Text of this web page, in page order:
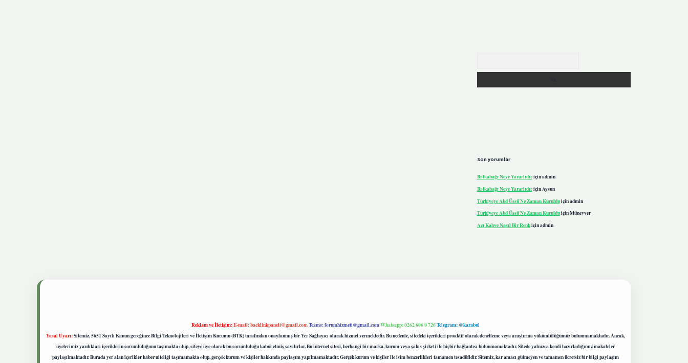
Son yorumlar
Balkabağı Neye Yararlıdıriçinadmin
Balkabağı Neye YararlıdıriçinAysun
Türkiyeye Abd Üssü Ne Zaman Kurulduiçinadmin
Türkiyeye Abd Üssü Ne Zaman KurulduiçinMünevver
Acı Kahve Nasıl Bir Renkiçinadmin
Reklam ve İletişim:E-mail:backlinkpaneli@gmail.comTeams:forumhizmeti@gmail.comWhatsapp: 0262 606 0 726Telegram: @karabul
Yasal Uyarı:Sitemiz, 5651 Sayılı Kanun gereğince Bilgi Teknolojileri ve İletişim Kurumu (BTK) tarafından onaylanmış bir Yer Sağlayıcı olarak hizmet vermektedir. Bu nedenle, sitedeki içerikleri proaktif olarak denetleme veya araştırma yükümlülüğümüz bulunmamaktadır. Ancak,
üyelerimiz yazdıkları içeriklerin sorumluluğunu taşımakta olup, siteye üye olarak bu sorumluluğu kabul etmiş sayılırlar. Bu internet sitesi, herhangi bir marka, kurum veya şahıs şirketi ile hiçbir bağlantısı bulunmamaktadır. Sitede yalnızca kendi hazırladığımız makaleler
paylaşılmaktadır. Burada yer alan içerikler haber niteliği taşımamakta olup, gerçek kurum ve kişiler hakkında paylaşım yapılmamaktadır. Gerçek kurum ve kişiler ile isim benzerlikleri tamamen tesadüfidir. Sitemiz, kar amacı gütmeyen ve tamamen ücretsiz bir bilgi paylaşım